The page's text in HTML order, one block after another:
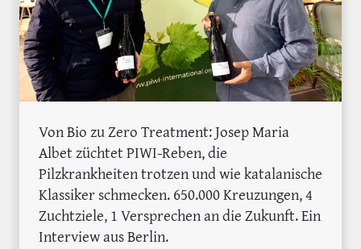
Von Bio zu Zero Treatment: Josep Maria
Albet züchtet PIWI-Reben, die
Pilzkrankheiten trotzen und wie katalanische
Klassiker schmecken. 650.000 Kreuzungen, 4
Zuchtziele, 1 Versprechen an die Zukunft. Ein
Interview aus Berlin.